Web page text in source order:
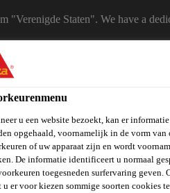
"Verenigde Staten". We have a
A COUNTRY
Producten
u een website bezoekt, kan er
opgehaald, voornamelijk in de vorm
of uw apparaat zijn en wordt
De informatie identificeert u normaal
toegesneden surfervaring geven.
u er voor kiezen sommige soorten cookies